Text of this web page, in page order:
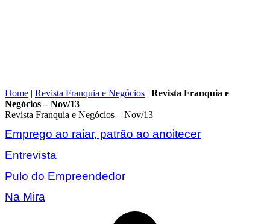
Home | Revista Franquia e Negócios | Revista Franquia e
Negócios – Nov/13
Revista Franquia e Negócios – Nov/13
Emprego ao raiar, patrão ao anoitecer
Entrevista
Pulo do Empreendedor
Na Mira